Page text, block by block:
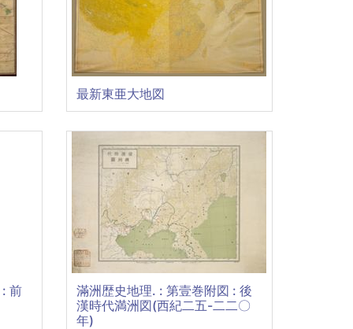
最新東亜大地図
前
滿洲歴史地理. : 第壹巻附図 : 後
漢時代満洲図(西紀二五-二二〇
年)